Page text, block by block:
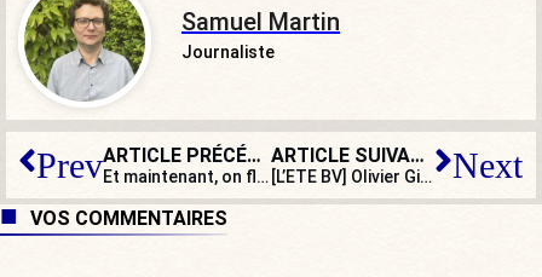
Samuel Martin
Journaliste
Prev ARTICLE PRÉCÉDENT
Et maintenant, on flashe les automobilistes solitaires !
ARTICLE SUIVANT
[L’ETE BV] Olivier Giroud sonne le tocsin pour ses « frères et sœurs chrétiens » Next
VOS COMMENTAIRES